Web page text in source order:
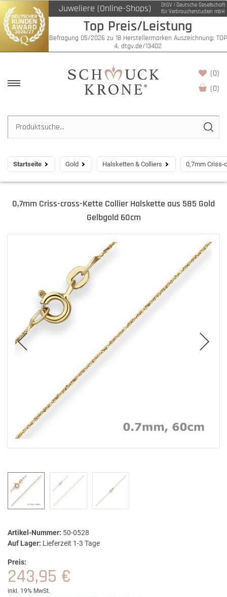
Juweliere (Online-Shops)
DtGV | Deutsche Gesellschaft
für Verbraucherstudien mbH
Top Preis/Leistung
Befragung 05/2026 zu 18 Herstellermarken Auszeichnung: TOP
4, dtgv.de/13402
(0)
(0)
Startseite Gold Halsketten & Colliers 0,7mm Criss-
0,7mm Criss-cross-Kette Collier Halskette aus 585 Gold
Gelbgold 60cm
Artikel-Nummer: 50-0528
Auf Lager: Lieferzeit 1-3 Tage
Preis:
243,95 €
inkl. 19% MwSt.